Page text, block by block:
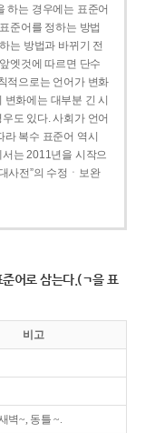
하는 경우에는 표준어
준어를 정하는 방법
는 방법과 바뀌기 전
엣것에 따르면 단수
적으로는 언어가 변화
화에는 대부분 긴 시
도 있다. 사회가 언어
복수 표준어 역시
는 2011년을 시작으
사전”의 수정ㆍ보완
어로 삼는다.(ㄱ을 표
비고
벽~, 동틀 ~.